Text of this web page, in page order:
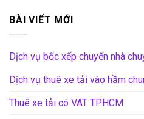
BÀI VIẾT MỚI
Dịch vụ bốc xếp chuyển nhà
Dịch vụ thuê xe tải vào hầm
Thuê xe tải có VAT TP.HCM